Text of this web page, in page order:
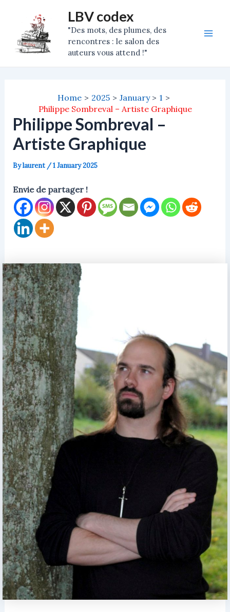
content
LBV codex
"Des mots, des plumes, des
rencontres : le salon des
auteurs vous attend !"
Home 2025 January
1
Philippe Sombreval – Artiste Graphique
Philippe Sombreval –
Artiste Graphique
Bylaurent /1 January 2025
Envie de partager !
navigation